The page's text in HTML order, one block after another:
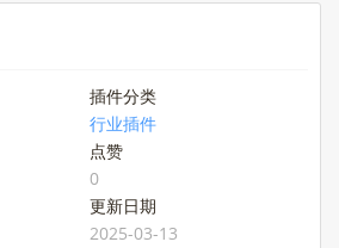
插件分类
行业插件
点赞
0
更新日期
2025-03-13